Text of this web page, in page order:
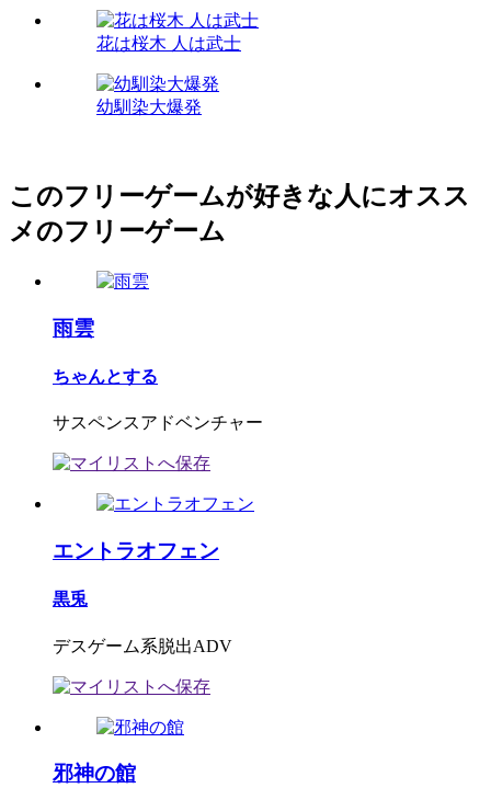
花は桜木 人は武士
幼馴染大爆発
このフリーゲームが好きな人にオスス
メのフリーゲーム
雨雲
ちゃんとする
サスペンスアドベンチャー
エントラオフェン
黒兎
デスゲーム系脱出ADV
邪神の館